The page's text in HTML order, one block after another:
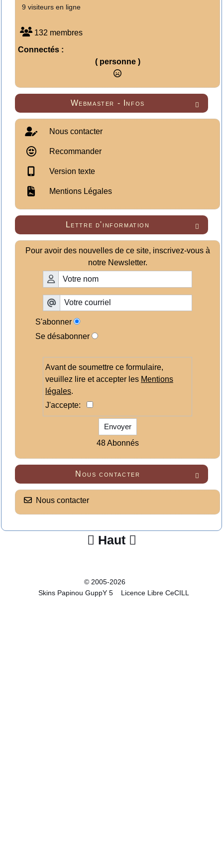
9 visiteurs en ligne
132 membres
Connectés :
( personne )

Webmaster - Infos
Nous contacter
Recommander
Version texte
Mentions Légales

Lettre d'information
Pour avoir des nouvelles de ce site, inscrivez-vous à
notre Newsletter.
S'abonner
Se désabonner
Avant de soumettre ce formulaire,
veuillez lire et accepter les Mentions
légales.
J'accepte:
Envoyer
48 Abonnés

Nous contacter
Nous contacter
 Haut 
© 2005-2026
Skins Papinou GuppY 5
Licence Libre CeCILL